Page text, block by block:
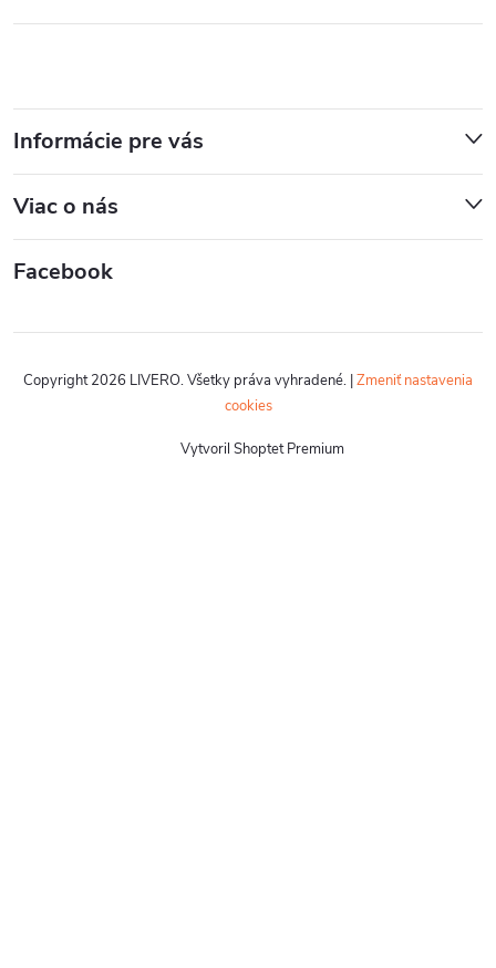
Informácie pre vás
Viac o nás
Facebook
Vytvoril Shoptet Premium
Copyright 2026 LIVERO. Všetky práva vyhradené. Zmeniť nastavenia
cookies